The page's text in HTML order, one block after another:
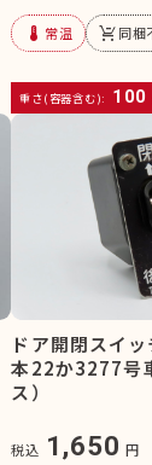
device_thermostat 常温 remove_shopping_cart同梱
重さ(容器含む): 100
ドア開閉スイ
本22か3277号
ス）
税込 1,650 円